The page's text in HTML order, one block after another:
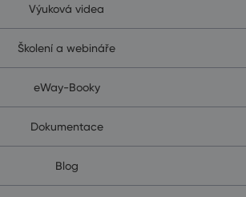
Výuková videa
Školení a webináře
eWay-Booky
Dokumentace
Blog